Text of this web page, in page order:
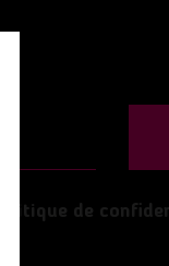
politique de